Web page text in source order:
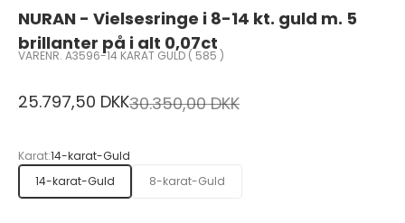
NURAN - Vielsesringe i 8-14 kt. guld m. 5
brillanter på i alt 0,07ct
VARENR. A3596-14 KARAT GULD ( 585 )
Salgspris
25.797,50 DKKNormalpris
30.350,00 DKK
Karat:14-karat-Guld
14-karat-Guld
8-karat-Guld